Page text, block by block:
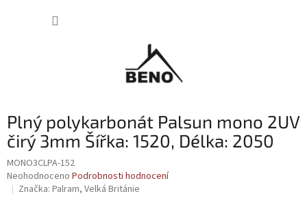
Plný polykarbonát Palsun mono 2UV
čirý 3mm Šířka: 1520, Délka: 2050
MONO3CLPA-152
Průměrné
hodnocení
Neohodnoceno Podrobnosti hodnocení
Značka: Palram, Velká Británie